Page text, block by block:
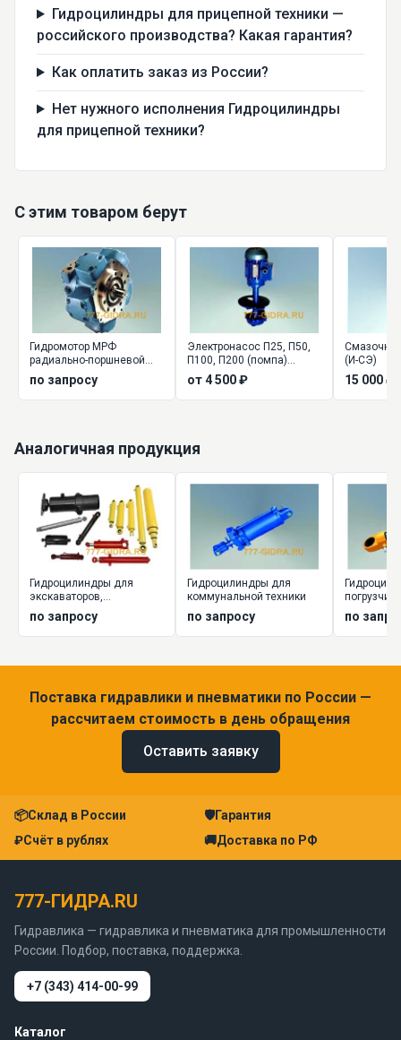
Гидроцилиндры для прицепной техники —
российского производства? Какая гарантия?
Как оплатить заказ из России?
Нет нужного исполнения Гидроцилиндры
для прицепной техники?
С этим товаром берут
Гидромотор МРФ
радиально-поршневой
по запросу
Электронасос П25, П50,
П100, П200 (помпа)
центробежный
вертикальный
от 4 500 ₽
(И-СЭ)
15 000 ₽
Аналогичная продукция
Гидроцилиндры для
экскаваторов,
погрузчиков
по запросу
Гидроцилиндры для
коммунальной техники
по запросу по
Поставка гидравлики и пневматики по России —
рассчитаем стоимость в день обращения
Оставить заявку
📦Склад в России 🛡Гарантия
₽Счёт в рублях 🚚Доставка по РФ
777-ГИДРА.RU
Гидравлика — гидравлика и пневматика для промышленности
России. Подбор, поставка, поддержка.
+7 (343) 414-00-99
Каталог